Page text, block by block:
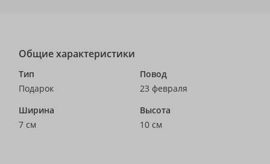
Общие характеристики
Тип
Подарок
Повод
23 февраля
Ширина
7 см
Высота
10 см